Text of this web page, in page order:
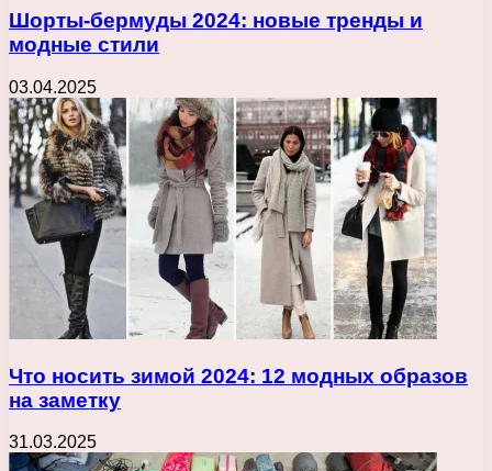
Шорты-бермуды 2024: новые тренды и
модные стили
03.04.2025
Что носить зимой 2024: 12 модных образов
на заметку
31.03.2025